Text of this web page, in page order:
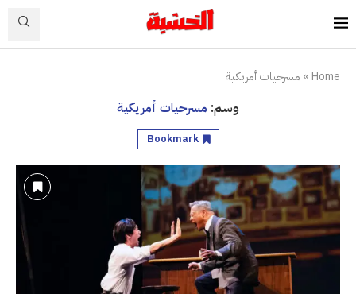
Home
» مسرحيات أمريكية
وسم: مسرحيات أمريكية
Bookmark